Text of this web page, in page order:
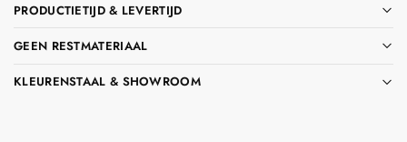
PRODUCTIETIJD & LEVERTIJD
GEEN RESTMATERIAAL
KLEURENSTAAL & SHOWROOM